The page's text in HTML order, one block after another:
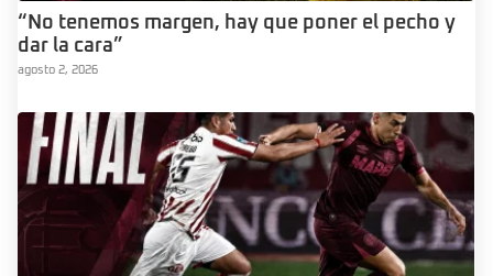
“No tenemos margen, hay que poner el pecho y
dar la cara”
agosto 2, 2026